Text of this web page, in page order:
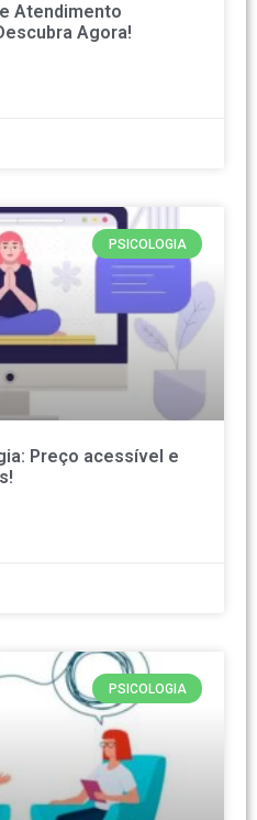
Atendimento
Agora!
PSICOLOGIA
Preço acessível e
PSICOLOGIA